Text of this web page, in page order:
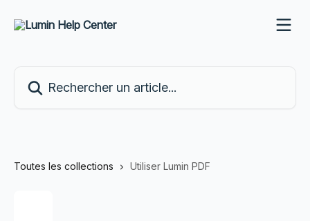
Toutes les collections Utiliser Lumin PDF